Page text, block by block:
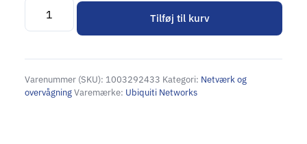
Tilføj til kurv
Alternative:
Varenummer (SKU): 1003292433 Kategori: Netværk og
overvågningVaremærke: Ubiquiti Networks